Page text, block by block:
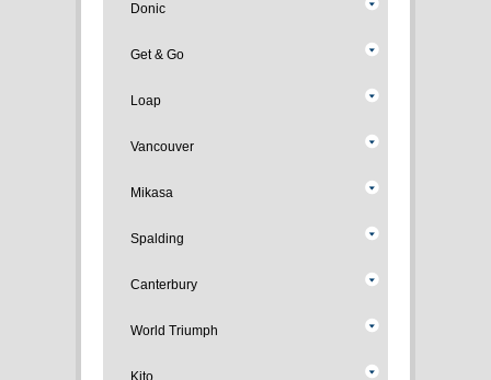
Donic
Get & Go
Loap
Vancouver
Mikasa
Spalding
Canterbury
World Triumph
Kito